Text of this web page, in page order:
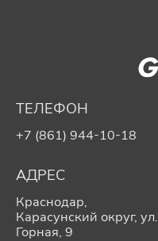
ТЕЛЕФОН
+7 (861) 944-10-18
АДРЕС
Краснодар,
Карасунский округ, ул.
Горная, 9